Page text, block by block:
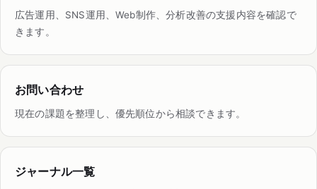
広告運用、SNS運用、Web制作、分析改善の支援内容を確認で
きます。
お問い合わせ
現在の課題を整理し、優先順位から相談できます。
ジャーナル一覧